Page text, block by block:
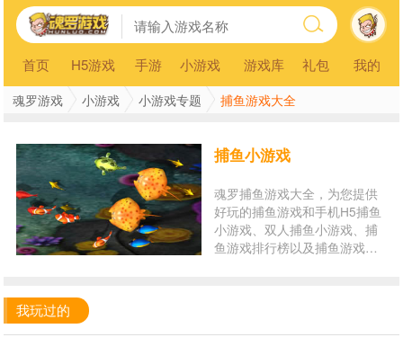
首页 H5游戏 手游 小游戏 游戏库 礼包 我的
魂罗游戏 小游戏 小游戏专题 捕鱼游戏大全
捕鱼小游戏
魂罗捕鱼游戏大全，为您提供
好玩的捕鱼游戏和手机H5捕鱼
小游戏、双人捕鱼小游戏、捕
鱼游戏排行榜以及捕鱼游戏在
我玩过的